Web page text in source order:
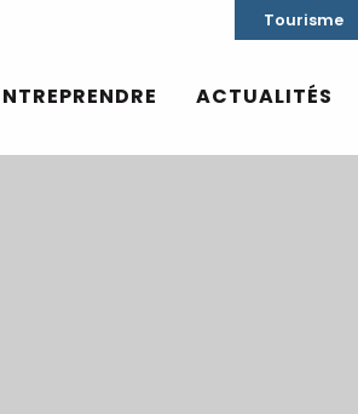
Tourisme
ACTUALITÉS